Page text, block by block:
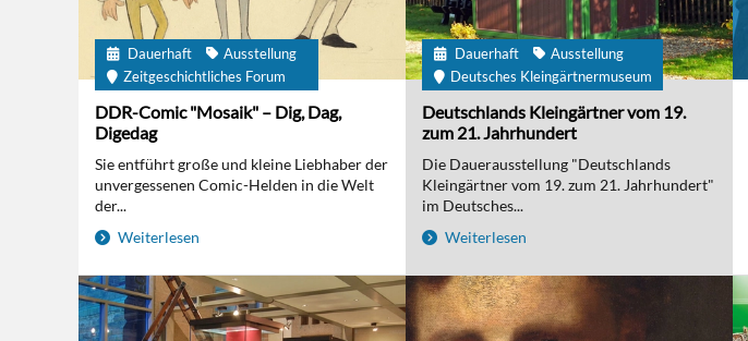
Dauerhaft
Ausstellung
Zeitgeschichtliches Forum
DDR-Comic "Mosaik" – Dig, Dag,
Digedag
Sie entführt große und kleine Liebhaber der
unvergessenen Comic-Helden in die Welt
der...
Weiterlesen
Dauerhaft
Ausstellung
Deutsches Kleingärtnermuseum
Deutschlands Kleingärtner vom 19.
zum 21. Jahrhundert
Die Dauerausstellung "Deutschlands
Kleingärtner vom 19. zum 21. Jahrhundert"
im Deutsches...
Weiterlesen